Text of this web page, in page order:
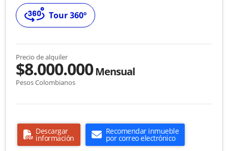
Tour 360º
Precio de alquiler
$8.000.000Mensual
Pesos Colombianos
Descargar
información
Recomendar inmueble
por correo electrónico